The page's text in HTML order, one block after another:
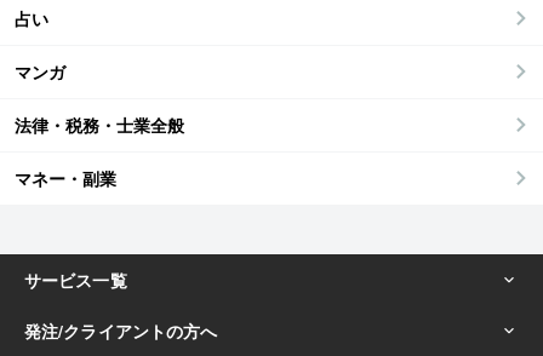
占い
マンガ
法律・税務・士業全般
マネー・副業